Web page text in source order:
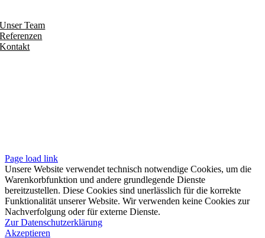
Unser Team
Referenzen
Kontakt
Page load link
Unsere Website verwendet technisch notwendige Cookies, um die
Warenkorbfunktion und andere grundlegende Dienste
bereitzustellen. Diese Cookies sind unerlässlich für die korrekte
Funktionalität unserer Website. Wir verwenden keine Cookies zur
Nachverfolgung oder für externe Dienste.
Zur Datenschutzerklärung
Akzeptieren